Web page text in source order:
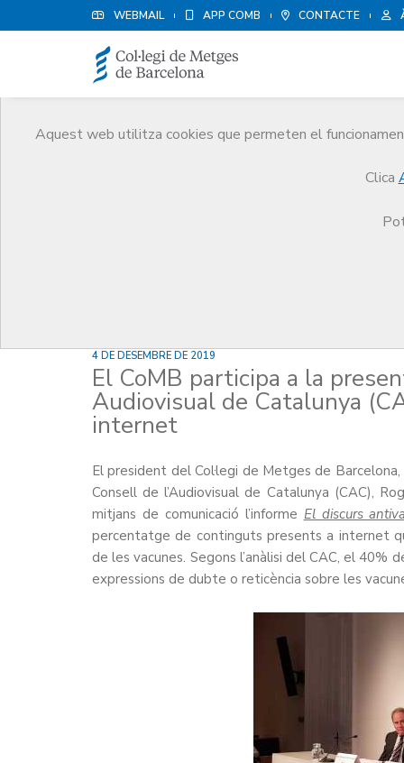
WEBMAIL APP COMB CONTACTE
Aquest web utilitza cookies que permeten el
Clica
El CoMB participa a
4 DE DESEMBRE DE 2019
El CoMB participa a la
Audiovisual de Catalunya
internet
El president del Col·legi de Metges de
Consell de l’Audiovisual de Catalunya (CAC),
mitjans de comunicació l’informe El discurs
percentatge de continguts presents a internet
de les vacunes. Segons l’anàlisi del CAC, el
expressions de dubte o reticència sobre les